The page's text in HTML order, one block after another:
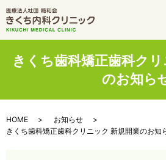
きくち歯科矯正歯科ク
のお知ら
HOME
お知らせ
きくち歯科矯正歯科クリニック 新規開業のお知